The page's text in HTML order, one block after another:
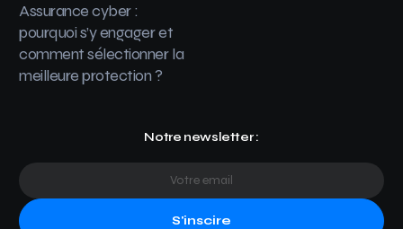
Assurance cyber :
pourquoi s’y engager et
comment sélectionner la
meilleure protection ?
Notre newsletter :
S'inscire